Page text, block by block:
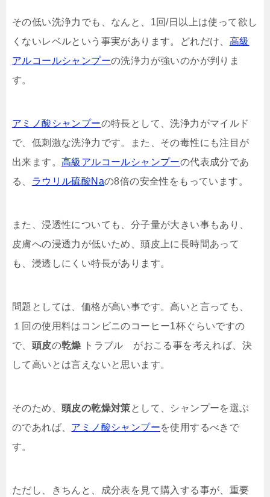
その低い洗浄力でも、なんと、1回/日以上は使って欲し
くないレベルという事実があります。どれだけ、 高級
アルコールシャンプーの洗浄力が強いのかが判りま
す。
アミノ酸シャンプーの特長として、洗浄力がマイルド
で、低刺激な洗浄力です。また、その毒性にも注目が
出来ます。 高級アルコールシャンプーの代表成分であ
る、 ラウリル硫酸Naの8倍の安全性をもっています。
また、浸透性についても、分子量が大きい事もあり、
皮膚への浸透力が低いため、頭皮上に長時間あって
も、浸透しにくい特長があります。
問題としては、価格が高い事です。高いと言っても、
１回の使用料はコンビニのコーヒー1杯ぐらいですの
で、 頭皮の乾燥 トラブル がおこる事を考えれば、決
して高いとは言えないと思います。
そのため、 頭皮の乾燥対策として、シャンプーを選ぶ
のであれば、 アミノ酸シャンプーを使用するべきで
す。
ただし、きちんと、成分表を見て購入する事が、重要